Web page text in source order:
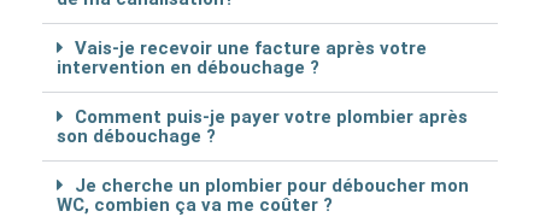
Vais-je recevoir une facture après votre
intervention en débouchage ?
Comment puis-je payer votre plombier après
son débouchage ?
Je cherche un plombier pour déboucher mon
WC, combien ça va me coûter ?